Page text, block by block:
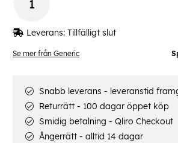
Se mer från Generic
Leverans: Tillfälligt slut
Snabb leverans - leveranstid
Returrätt - 100 dagar öppet köp
Smidig betalning - Qliro Checkout
Ångerrätt - alltid 14 dagar